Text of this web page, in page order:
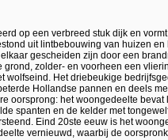
op een verbreed stuk dijk en
uit lintbebouwing van huizen
gescheiden zijn door een
grond, zolder- en voorheen een
wolfseind. Het driebeukige
Hollandse pannen en deels
oorsprong: het woongedeelte
spanten en de kelder met
Eind 20ste eeuw is het
vernieuwd, waarbij de